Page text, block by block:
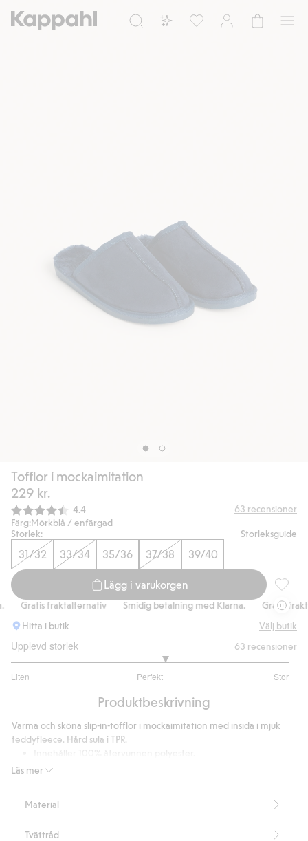
Tofflor i mockaimitation
229 kr.
Snittbetyg:
4.4 63 recensioner
Färg:Mörkblå / enfärgad
Storlek:
Storleksguide
31/32 33/34 35/36 37/38 39/40
Lägg i varukorgen
Gratis fraktalternativ Smidig betalning med Klarna.
Gratis
Hitta i butik
Välj butik
Upplevd storlek
Liten Perfekt Stor
utav
47
betyg
63 recensioner
Produktbeskrivning
Läs mer
Varma och sköna slip-in-tofflor i mockaimitation med insida i mjuk
teddyfleece. Hård sula i TPR.
Artikelnummer
Material
Tvättråd